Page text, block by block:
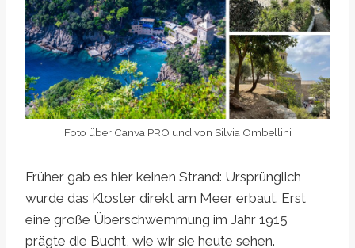
Foto über Canva PRO und von Silvia Ombellini
Früher gab es hier keinen Strand: Ursprünglich
wurde das Kloster direkt am Meer erbaut. Erst
eine große Überschwemmung im Jahr 1915
prägte die Bucht, wie wir sie heute sehen.